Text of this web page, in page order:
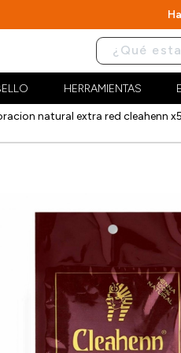
HERRAMIENTAS
natural extra red cleahenn